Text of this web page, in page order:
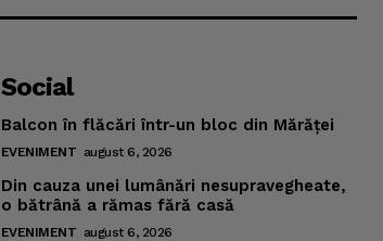
Social
Balcon în flăcări într-un bloc din Mărăţei
EVENIMENT august 6, 2026
Din cauza unei lumânări nesupravegheate,
o bătrână a rămas fără casă
EVENIMENT august 6, 2026